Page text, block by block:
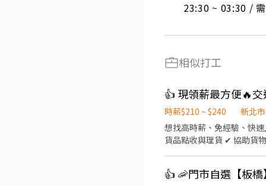
23:30 ~ 03:30 /
相似打工
👍 現領薪最方便🔥
時薪$210 ~ $240
新北
想找高時薪、免經驗、快
貨品點收與理貨 ✔ 協助貨